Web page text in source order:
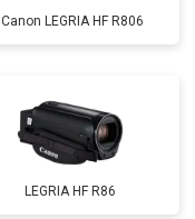
Canon LEGRIA HF R806
LEGRIA HF R86